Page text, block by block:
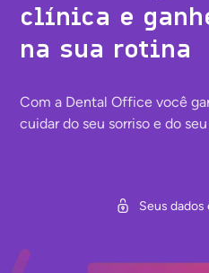
clínica e
na sua rotina
Com a Dental Office você
cuidar do seu sorriso e do
Seus dados